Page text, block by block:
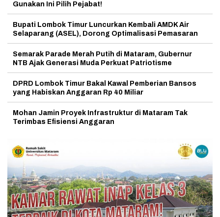
Gunakan Ini Pilih Pejabat!
Bupati Lombok Timur Luncurkan Kembali AMDK Air
Selaparang (ASEL), Dorong Optimalisasi Pemasaran
Semarak Parade Merah Putih di Mataram, Gubernur
NTB Ajak Generasi Muda Perkuat Patriotisme
DPRD Lombok Timur Bakal Kawal Pemberian Bansos
yang Habiskan Anggaran Rp 40 Miliar
Mohan Jamin Proyek Infrastruktur di Mataram Tak
Terimbas Efisiensi Anggaran